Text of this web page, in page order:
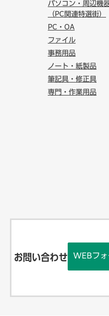
パソコン・周辺機
（PC関連特選街）
PC・OA
ファイル
事務用品
ノート・紙製品
筆記具・修正具
専門・作業用品
お問い合わせ WEBフ